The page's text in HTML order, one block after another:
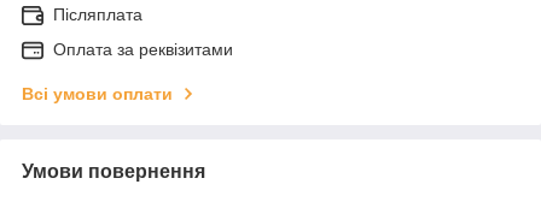
Післяплата
Оплата за реквізитами
Всі умови оплати
Умови повернення